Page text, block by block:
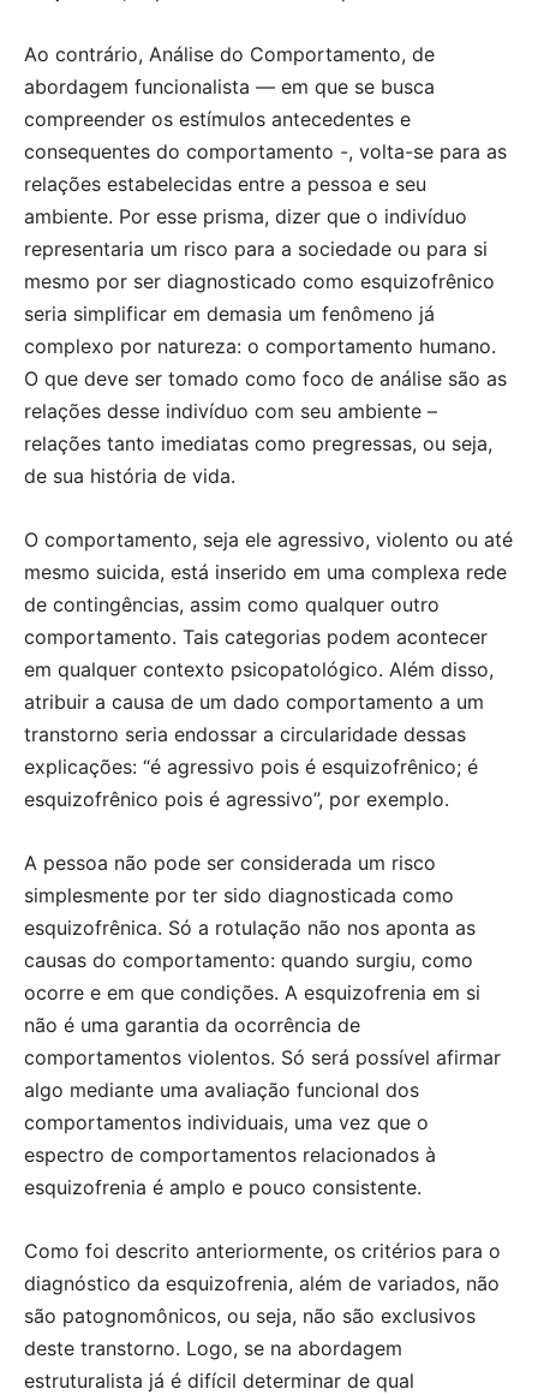
Ao contrário, Análise do Comportamento, de
abordagem funcionalista — em que se busca
compreender os estímulos antecedentes e
consequentes do comportamento -, volta-se para as
relações estabelecidas entre a pessoa e seu
ambiente. Por esse prisma, dizer que o indivíduo
representaria um risco para a sociedade ou para si
mesmo por ser diagnosticado como esquizofrênico
seria simplificar em demasia um fenômeno já
complexo por natureza: o comportamento humano.
O que deve ser tomado como foco de análise são as
relações desse indivíduo com seu ambiente –
relações tanto imediatas como pregressas, ou seja,
de sua história de vida.
O comportamento, seja ele agressivo, violento ou até
mesmo suicida, está inserido em uma complexa rede
de contingências, assim como qualquer outro
comportamento. Tais categorias podem acontecer
em qualquer contexto psicopatológico. Além disso,
atribuir a causa de um dado comportamento a um
transtorno seria endossar a circularidade dessas
explicações: “é agressivo pois é esquizofrênico; é
esquizofrênico pois é agressivo”, por exemplo.
A pessoa não pode ser considerada um risco
simplesmente por ter sido diagnosticada como
esquizofrênica. Só a rotulação não nos aponta as
causas do comportamento: quando surgiu, como
ocorre e em que condições. A esquizofrenia em si
não é uma garantia da ocorrência de
comportamentos violentos. Só será possível afirmar
algo mediante uma avaliação funcional dos
comportamentos individuais, uma vez que o
espectro de comportamentos relacionados à
esquizofrenia é amplo e pouco consistente.
Como foi descrito anteriormente, os critérios para o
diagnóstico da esquizofrenia, além de variados, não
são patognomônicos, ou seja, não são exclusivos
deste transtorno. Logo, se na abordagem
estruturalista já é difícil determinar de qual